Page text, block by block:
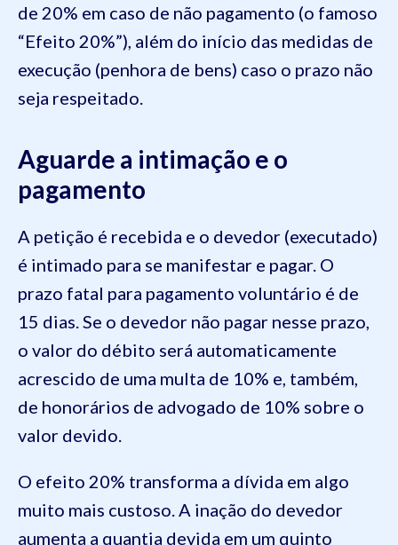
de 20% em caso de não pagamento (o famoso
“Efeito 20%”), além do início das medidas de
execução (penhora de bens) caso o prazo não
seja respeitado.
Aguarde a intimação e o
pagamento
A petição é recebida e o devedor (executado)
é intimado para se manifestar e pagar. O
prazo fatal para pagamento voluntário é de
15 dias. Se o devedor não pagar nesse prazo,
o valor do débito será automaticamente
acrescido de uma multa de 10% e, também,
de honorários de advogado de 10% sobre o
valor devido.
O efeito 20% transforma a dívida em algo
muito mais custoso. A inação do devedor
aumenta a quantia devida em um quinto